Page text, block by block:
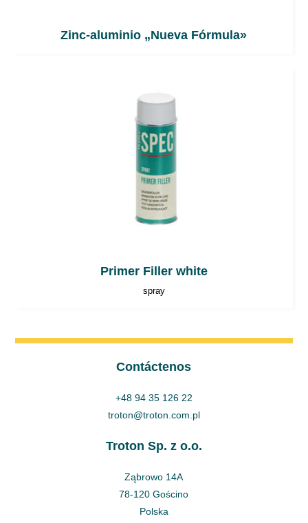
Zinc-aluminio „Nueva Fórmula»
Primer Filler white
spray
Contáctenos
+48 94 35 126 22
troton@troton.com.pl
Troton Sp. z o.o.
Ząbrowo 14A
78-120 Gościno
Polska